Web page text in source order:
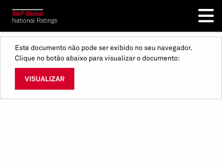
Este documento não pode ser exibido no seu navegador.
Clique no botão abaixo para visualizar o documento:
VISUALIZAR